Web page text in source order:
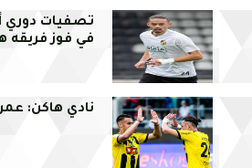
تصفيات دوري
في فوز فريقه
نادي هاكن: